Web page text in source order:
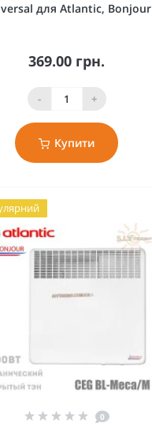
для Atlantic, Bonjour
369.00 грн.
- +
Купити
0